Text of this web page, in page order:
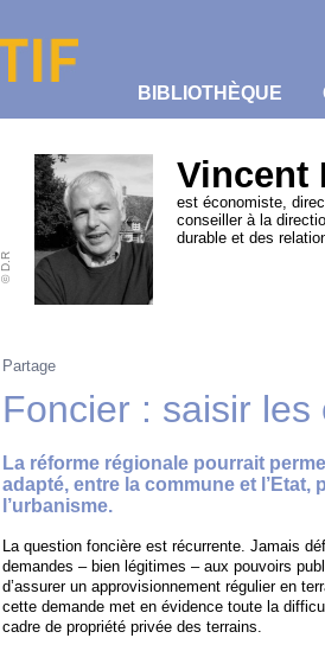
BIBLIOTHÈQUE
© D.R
Vincent
est économiste,
conseiller à la
durable et des
Partage
Foncier : saisir les
La réforme régionale pourrait
adapté, entre la commune et
l’urbanisme.
La question foncière est récurrente. Jamais
demandes – bien légitimes – aux pouvoirs
d’assurer un approvisionnement régulier en
cette demande met en évidence toute la
cadre de propriété privée des terrains.